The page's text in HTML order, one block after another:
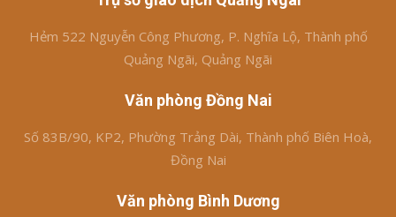
Hẻm 522 Nguyễn Công Phương, P. Nghĩa Lộ, Thành phố
Quảng Ngãi, Quảng Ngãi
Văn phòng Đồng Nai
Số 83B/90, KP2, Phường Trảng Dài, Thành phố Biên Hoà,
Đồng Nai
Văn phòng Bình Dương